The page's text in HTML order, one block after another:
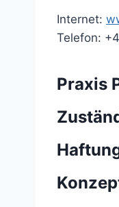
Internet:
Telefon:
Praxis